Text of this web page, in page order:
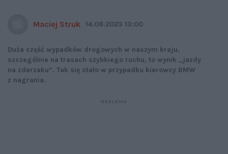
Maciej Struk 14.08.2023 13:00
Duża część wypadków drogowych w naszym kraju,
szczególnie na trasach szybkiego ruchu, to wynik „jazdy
na zderzaku”. Tak się stało w przypadku kierowcy BMW
z nagrania.